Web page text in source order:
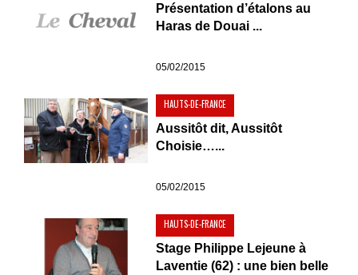
Présentation d’étalons au
Haras de Douai ...
05/02/2015
HAUTS-DE-FRANCE
Aussitôt dit, Aussitôt
Choisie…...
05/02/2015
HAUTS-DE-FRANCE
Stage Philippe Lejeune à
Laventie (62) : une bien belle